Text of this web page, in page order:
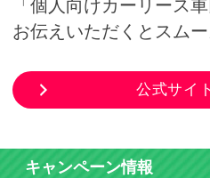
「個人向けカーリース
お伝えいただくとスムー
公式サイ
キャンペーン情報